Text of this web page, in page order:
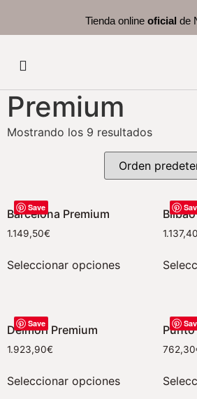
Tienda onlineoficialde
Premium
Mostrando los 9 resultados
Save
Barcelona Premium
1.149,50€
Seleccionar opciones
1.137,40
Save
Delmori Premium
1.923,90€
Seleccionar opciones
Punto
762,30